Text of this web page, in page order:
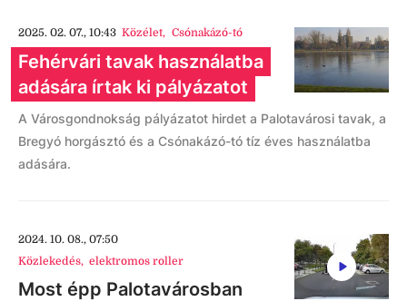
2025. 02. 07., 10:43 Közélet, Csónakázó-tó
Fehérvári tavak használatba
adására írtak ki pályázatot
A Városgondnokság pályázatot hirdet a Palotavárosi tavak, a
Bregyó horgásztó és a Csónakázó-tó tíz éves használatba
adására.
2024. 10. 08., 07:50
Közlekedés, elektromos roller
Most épp Palotavárosban